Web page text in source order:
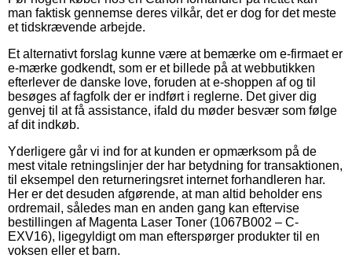
man faktisk gennemse deres vilkår, det er dog for det meste
et tidskrævende arbejde.
Et alternativt forslag kunne være at bemærke om e-firmaet er
e-mærke godkendt, som er et billede på at webbutikken
efterlever de danske love, foruden at e-shoppen af og til
besøges af fagfolk der er indført i reglerne. Det giver dig
genvej til at få assistance, ifald du møder besvær som følge
af dit indkøb.
Yderligere går vi ind for at kunden er opmærksom på de
mest vitale retningslinjer der har betydning for transaktionen,
til eksempel den returneringsret internet forhandleren har.
Her er det desuden afgørende, at man altid beholder ens
ordremail, således man en anden gang kan eftervise
bestillingen af Magenta Laser Toner (1067B002 – C-
EXV16), ligegyldigt om man efterspørger produkter til en
voksen eller et barn.